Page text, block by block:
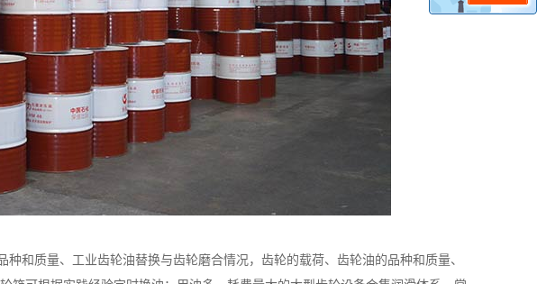
和质量、工业齿轮油替换与齿轮磨合情况，齿轮的载荷、齿轮油的品种和质量、